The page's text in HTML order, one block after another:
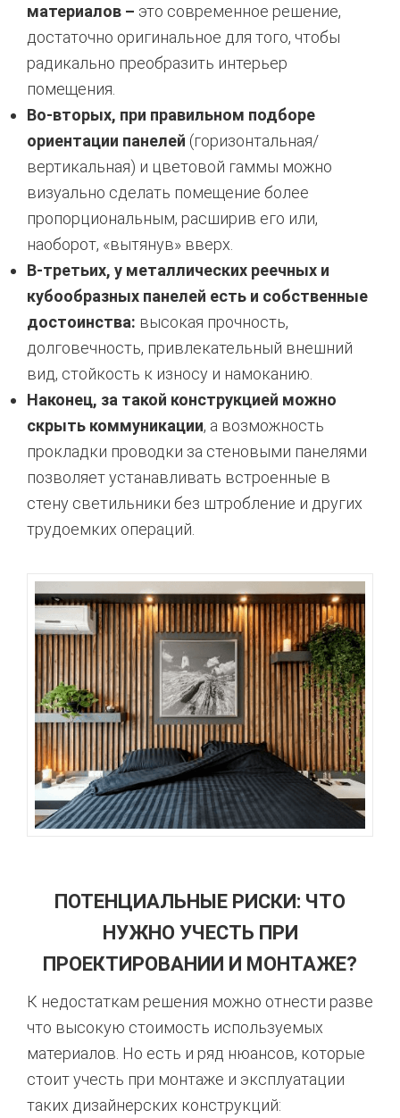
материалов – это современное решение,
достаточно оригинальное для того, чтобы
радикально преобразить интерьер
помещения.
Во-вторых, при правильном подборе
ориентации панелей (горизонтальная/
вертикальная) и цветовой гаммы можно
визуально сделать помещение более
пропорциональным, расширив его или,
наоборот, «вытянув» вверх.
В-третьих, у металлических реечных и
кубообразных панелей есть и собственные
достоинства: высокая прочность,
долговечность, привлекательный внешний
вид, стойкость к износу и намоканию.
Наконец, за такой конструкцией можно
скрыть коммуникации, а возможность
прокладки проводки за стеновыми панелями
позволяет устанавливать встроенные в
стену светильники без штробление и других
трудоемких операций.
ПОТЕНЦИАЛЬНЫЕ РИСКИ: ЧТО
НУЖНО УЧЕСТЬ ПРИ
ПРОЕКТИРОВАНИИ И МОНТАЖЕ?
К недостаткам решения можно отнести разве
что высокую стоимость используемых
материалов. Но есть и ряд нюансов, которые
стоит учесть при монтаже и эксплуатации
таких дизайнерских конструкций: